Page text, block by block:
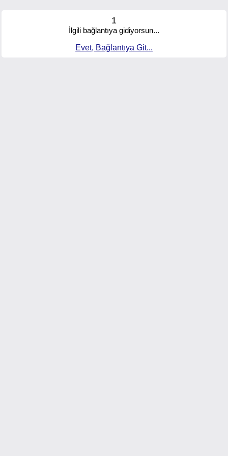
1
İlgili bağlantıya gidiyorsun...
Evet, Bağlantıya Git...